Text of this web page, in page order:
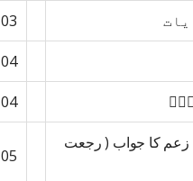
کا جواب ( رجعت